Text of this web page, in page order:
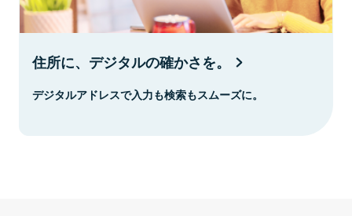
住所に、デジタルの確かさを。
デジタルアドレスで入力も検索もスムーズに。